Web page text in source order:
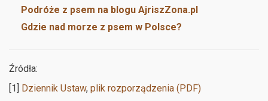
Podróże z psem na blogu AjriszZona.pl
Gdzie nad morze z psem w Polsce?
Źródła:
[1] Dziennik Ustaw, plik rozporządzenia (PDF)